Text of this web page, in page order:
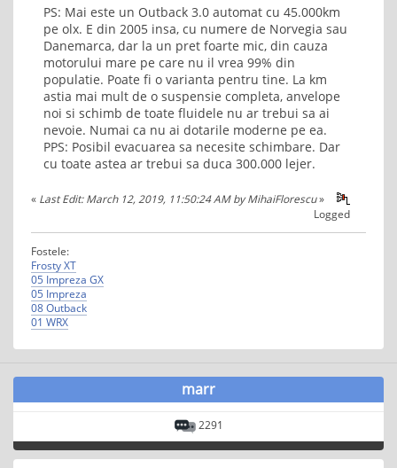
PS: Mai este un Outback 3.0 automat cu 45.000km
pe olx. E din 2005 insa, cu numere de Norvegia sau
Danemarca, dar la un pret foarte mic, din cauza
motorului mare pe care nu il vrea 99% din
populatie. Poate fi o varianta pentru tine. La km
astia mai mult de o suspensie completa, anvelope
noi si schimb de toate fluidele nu ar trebui sa ai
nevoie. Numai ca nu ai dotarile moderne pe ea.
PPS: Posibil evacuarea sa necesite schimbare. Dar
cu toate astea ar trebui sa duca 300.000 lejer.
« Last Edit: March 12, 2019, 11:50:24 AM by MihaiFlorescu»
Logged
Fostele:
Frosty XT
05 Impreza GX
05 Impreza
08 Outback
01 WRX
marr
2291